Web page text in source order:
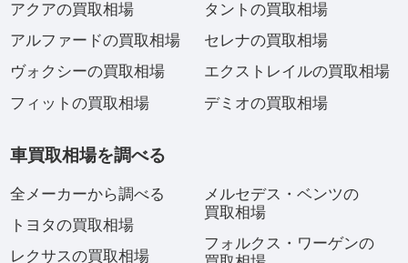
アクアの買取相場
アルファードの買取相場
ヴォクシーの買取相場
フィットの買取相場
タントの買取相場
セレナの買取相場
エクストレイルの買取相場
デミオの買取相場
車買取相場を調べる
全メーカーから調べる
トヨタの買取相場
レクサスの買取相場
メルセデス・ベンツの
買取相場
フォルクス・ワーゲンの